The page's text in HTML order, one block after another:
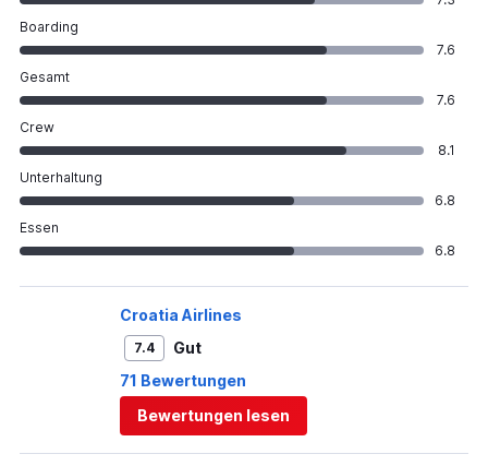
Boarding
7.6
Gesamt
7.6
Crew
8.1
Unterhaltung
6.8
Essen
6.8
Croatia Airlines
7.4
Gut
71 Bewertungen
Bewertungen lesen